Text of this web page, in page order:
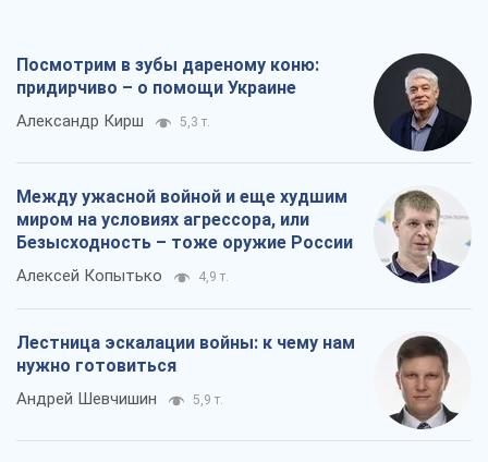
Посмотрим в зубы дареному коню:
придирчиво – о помощи Украине
Александр Кирш 5,3 т.
Между ужасной войной и еще худшим
миром на условиях агрессора, или
Безысходность – тоже оружие России
Алексей Копытько 4,9 т.
Лестница эскалации войны: к чему нам
нужно готовиться
Андрей Шевчишин 5,9 т.